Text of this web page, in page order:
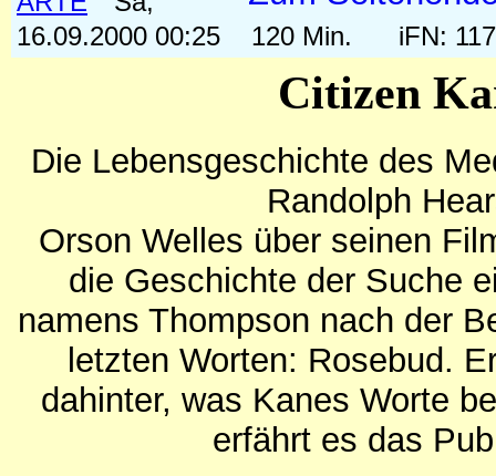
16.09.2000 00:25
120 Min. iFN:
Citizen
Die Lebensgeschichte des
Randolph
Orson Welles über seinen
die Geschichte der Suche
namens Thompson nach der
letzten Worten: Rosebud.
dahinter, was Kanes Worte
erfährt es das